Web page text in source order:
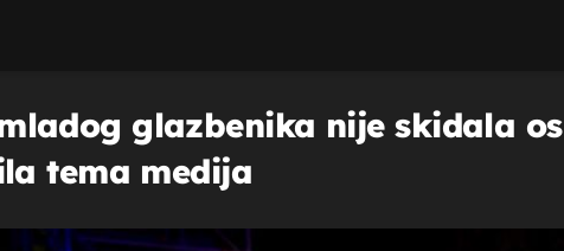
glazbenika nije skidala
tema medija